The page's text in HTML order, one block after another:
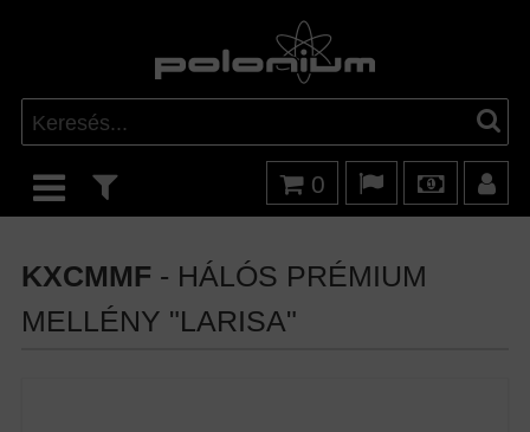
0
KXCMMF - HÁLÓS PRÉMIUM
MELLÉNY "LARISA"